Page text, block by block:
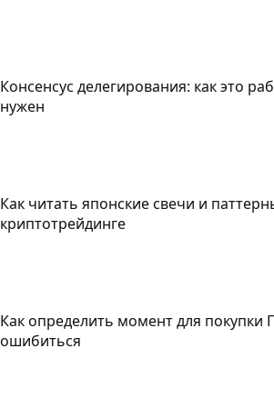
Консенсус делегирования: как это
нужен
Как читать японские свечи и
криптотрейдинге
Как определить момент для покупки
ошибиться